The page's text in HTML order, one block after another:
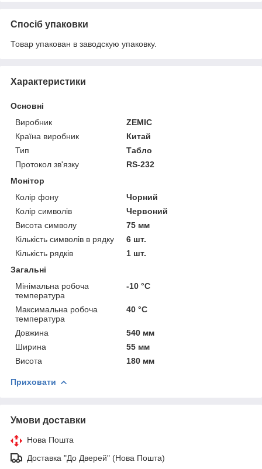
Спосіб упаковки
Товар упакован в заводскую упаковку.
Характеристики
Основні
Виробник
ZEMIC
Країна виробник
Китай
Тип
Табло
Протокол зв'язку
RS-232
Монітор
Колір фону
Чорний
Колір символів
Червоний
Висота символу
75 мм
Кількість символів в рядку
6 шт.
Кількість рядків
1 шт.
Загальні
Мінімальна робоча
температура
-10 °С
Максимальна робоча
температура
40 °С
Довжина
540 мм
Ширина
55 мм
Висота
180 мм
Приховати
Умови доставки
Нова Пошта
Доставка "До Дверей" (Нова Пошта)